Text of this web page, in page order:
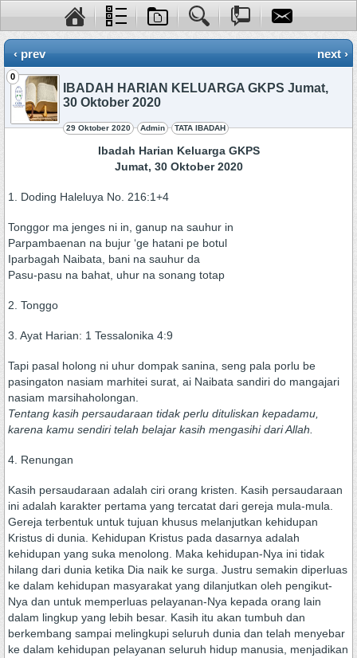
‹ prev next ›
0
IBADAH HARIAN KELUARGA GKPS Jumat,
30 Oktober 2020
29 Oktober 2020 Admin TATA IBADAH
Ibadah Harian Keluarga GKPS
Jumat, 30 Oktober 2020
1. Doding Haleluya No. 216:1+4
Tonggor ma jenges ni in, ganup na sauhur in
Parpambaenan na bujur ‘ge hatani pe botul
Iparbagah Naibata, bani na sauhur da
Pasu-pasu na bahat, uhur na sonang totap
2. Tonggo
3. Ayat Harian: 1 Tessalonika 4:9
Tapi pasal holong ni uhur dompak sanina, seng pala porlu be
pasingaton nasiam marhitei surat, ai Naibata sandiri do mangajari
nasiam marsihaholongan.
Tentang kasih persaudaraan tidak perlu dituliskan kepadamu,
karena kamu sendiri telah belajar kasih mengasihi dari Allah.
4. Renungan
Kasih persaudaraan adalah ciri orang kristen. Kasih persaudaraan
ini adalah karakter pertama yang tercatat dari gereja mula-mula.
Gereja terbentuk untuk tujuan khusus melanjutkan kehidupan
Kristus di dunia. Kehidupan Kristus pada dasarnya adalah
kehidupan yang suka menolong. Maka kehidupan-Nya ini tidak
hilang dari dunia ketika Dia naik ke surga. Justru semakin diperluas
ke dalam kehidupan masyarakat yang dilanjutkan oleh pengikut-
Nya dan untuk memperluas pelayanan-Nya kepada orang lain
dalam lingkup yang lebih besar. Kasih itu akan tumbuh dan
berkembang sampai melingkupi seluruh dunia dan telah menyebar
ke dalam kehidupan pelayanan seluruh hidup manusia, menjadikan